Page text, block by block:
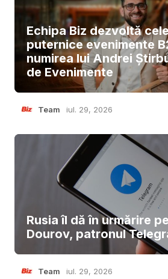
Echipa Biz dezvoltă
puternice evenimente
numirea lui Andrei
de Evenimente
Team iul. 29, 2026
Rusia îl dă în urmărire
Dourov, patronul
Team iul. 29, 2026